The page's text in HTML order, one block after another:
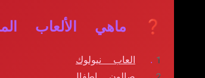
❓ ماهي الألعاب
العاب نيولوك